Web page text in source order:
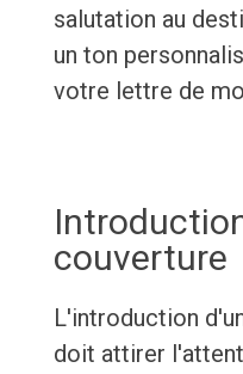
salutation au
un ton
votre lettre de
couverture
L'introduction
doit attirer